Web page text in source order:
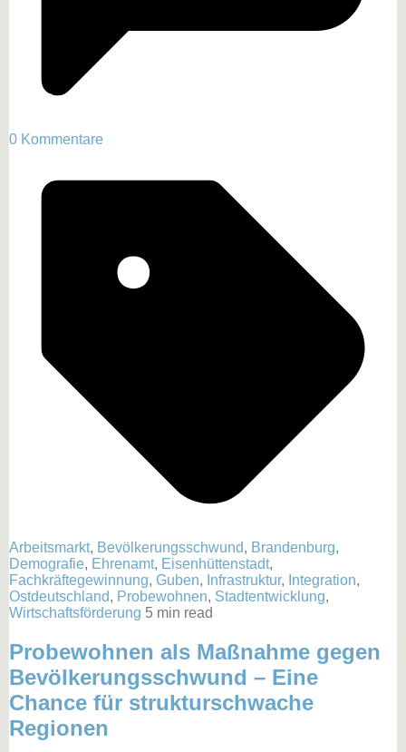
0 Kommentare
Arbeitsmarkt, Bevölkerungsschwund, Brandenburg,
Demografie, Ehrenamt, Eisenhüttenstadt,
Fachkräftegewinnung, Guben, Infrastruktur, Integration,
Ostdeutschland, Probewohnen, Stadtentwicklung,
Wirtschaftsförderung 5 min read
Probewohnen als Maßnahme gegen
Bevölkerungsschwund – Eine
Chance für strukturschwache
Regionen